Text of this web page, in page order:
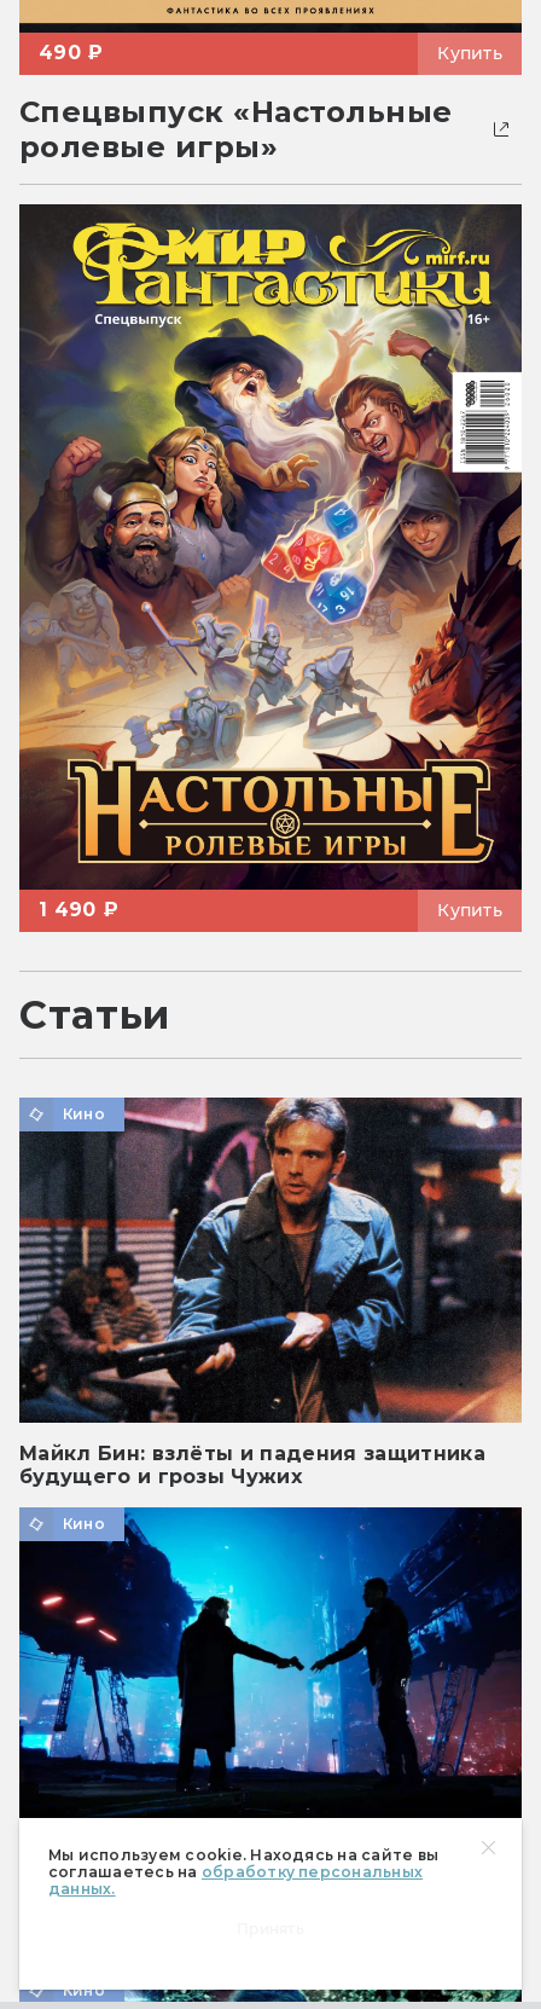
Мы используем cookie. Находясь на сайте вы
соглашаетесь на обработку персональных
данных.
490 ₽ Купить
Спецвыпуск «Настольные
ролевые игры»
1 490 ₽ Купить
Статьи
Кино
Майкл Бин: взлёты и падения защитника
будущего и грозы Чужих
Кино
Какие фильмы смотреть в августе 2026? В
мире — апокалипсис, в России — детские
Кино